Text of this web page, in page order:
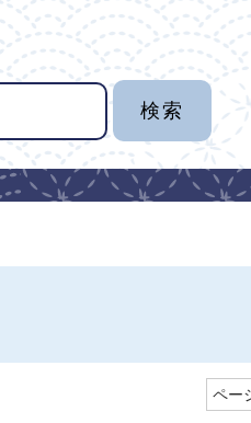
ペー